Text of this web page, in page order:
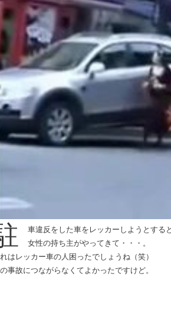
車違反をした車をレッカーしようとすると
女性の持ち主がやってきて・・・。
はレッカー車の人困ったでしょうね（笑）
事故につながらなくてよかったですけど。